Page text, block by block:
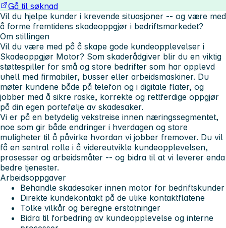
Gå til søknad
Vil du hjelpe kunder i krevende situasjoner -- og være med
å forme fremtidens skadeoppgjør i bedriftsmarkedet?
Om stillingen
Vil du være med på å skape gode kundeopplevelser i
Skadeoppgjør Motor? Som skaderådgiver blir du en viktig
støttespiller for små og store bedrifter som har opplevd
uhell med firmabiler, busser eller arbeidsmaskiner. Du
møter kundene både på telefon og i digitale flater, og
jobber med å sikre raske, korrekte og rettferdige oppgjør
på din egen portefølje av skadesaker.
Vi er på en betydelig vekstreise innen næringssegmentet,
noe som gir både endringer i hverdagen og store
muligheter til å påvirke hvordan vi jobber fremover. Du vil
få en sentral rolle i å videreutvikle kundeopplevelsen,
prosesser og arbeidsmåter -- og bidra til at vi leverer enda
bedre tjenester.
Arbeidsoppgaver
Behandle skadesaker innen motor for bedriftskunder
Direkte kundekontakt på de ulike kontaktflatene
Tolke vilkår og beregne erstatninger
Bidra til forbedring av kundeopplevelse og interne